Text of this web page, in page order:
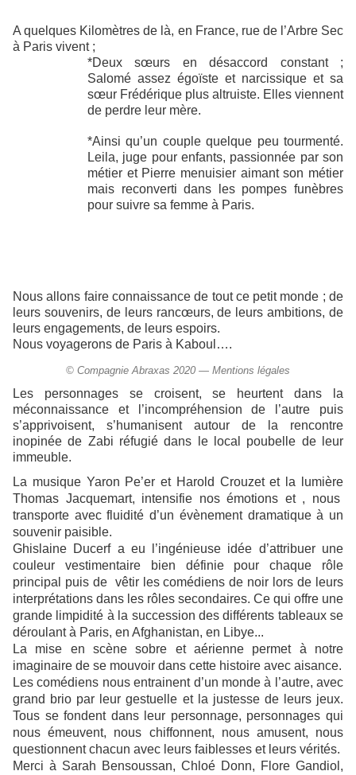
A quelques Kilomètres de là, en France, rue de l’Arbre Sec
à Paris vivent ;
*Deux sœurs en désaccord constant ;
Salomé assez égoïste et narcissique et sa
sœur Frédérique plus altruiste. Elles viennent
de perdre leur mère.
*Ainsi qu’un couple quelque peu tourmenté.
Leila, juge pour enfants, passionnée par son
métier et Pierre menuisier aimant son métier
mais reconverti dans les pompes funèbres
pour suivre sa femme à Paris.
Nous allons faire connaissance de tout ce petit monde ; de
leurs souvenirs, de leurs rancœurs, de leurs ambitions, de
leurs engagements, de leurs espoirs.
Nous voyagerons de Paris à Kaboul….
© Compagnie Abraxas 2020 — Mentions légales
Les personnages se croisent, se heurtent dans la
méconnaissance et l’incompréhension de l’autre puis
s’apprivoisent, s’humanisent autour de la rencontre
inopinée de Zabi réfugié dans le local poubelle de leur
immeuble.
La musique Yaron Pe’er et Harold Crouzet et la lumière
Thomas Jacquemart, intensifie nos émotions et , nous
transporte avec fluidité d’un évènement dramatique à un
souvenir paisible.
Ghislaine Ducerf a eu l’ingénieuse idée d’attribuer une
couleur vestimentaire bien définie pour chaque rôle
principal puis de vêtir les comédiens de noir lors de leurs
interprétations dans les rôles secondaires. Ce qui offre une
grande limpidité à la succession des différents tableaux se
déroulant à Paris, en Afghanistan, en Libye...
La mise en scène sobre et aérienne permet à notre
imaginaire de se mouvoir dans cette histoire avec aisance.
Les comédiens nous entrainent d’un monde à l’autre, avec
grand brio par leur gestuelle et la justesse de leurs jeux.
Tous se fondent dans leur personnage, personnages qui
nous émeuvent, nous chiffonnent, nous amusent, nous
questionnent chacun avec leurs faiblesses et leurs vérités.
Merci à Sarah Bensoussan, Chloé Donn, Flore Gandiol,